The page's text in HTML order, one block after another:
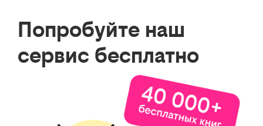
Попробуйте наш
сервис бесплатно